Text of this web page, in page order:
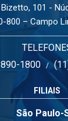
101 -
800 – Campo
1800/
FILIAIS
São Paulo-